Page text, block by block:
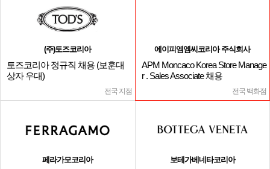
(주)토즈코리아
토즈코리아 정규직 채용 (보훈대
상자 우대)
전국 지점
에이피엠엠씨코리아 주식회사
APM Moncaco Korea Store Manage
r . Sales Associate 채용
전국 백화점
페라가모코리아 보테가베네타코리아